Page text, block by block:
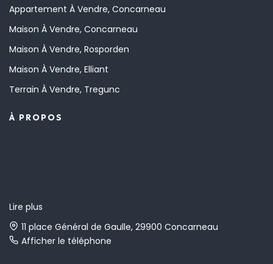
Appartement À Vendre, Concarneau
Maison À Vendre, Concarneau
Maison À Vendre, Rosporden
Maison À Vendre, Elliant
Terrain À Vendre, Tregunc
À PROPOS
Lire plus
11 place Général de Gaulle, 29900 Concarneau
Afficher le téléphone